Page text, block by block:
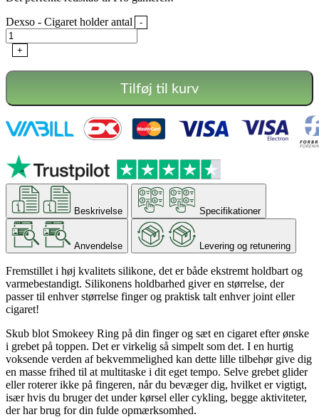
Dexso - Cigaret holder antal
-
+
Tilføj til kurv
Beskrivelse Specifikationer
Anvendelse Levering og retunering
Fremstillet i høj kvalitets silikone, det er både ekstremt holdbart og
varmebestandigt. Silikonens holdbarhed giver en størrelse, der
passer til enhver størrelse finger og praktisk talt enhver joint eller
cigaret!
Skub blot Smokeey Ring på din finger og sæt en cigaret efter ønske
i grebet på toppen. Det er virkelig så simpelt som det. I en hurtig
voksende verden af bekvemmelighed kan dette lille tilbehør give dig
en masse frihed til at multitaske i dit eget tempo. Selve grebet glider
eller roterer ikke på fingeren, når du bevæger dig, hvilket er vigtigt,
især hvis du bruger det under kørsel eller cykling, begge aktiviteter,
der har brug for din fulde opmærksomhed.